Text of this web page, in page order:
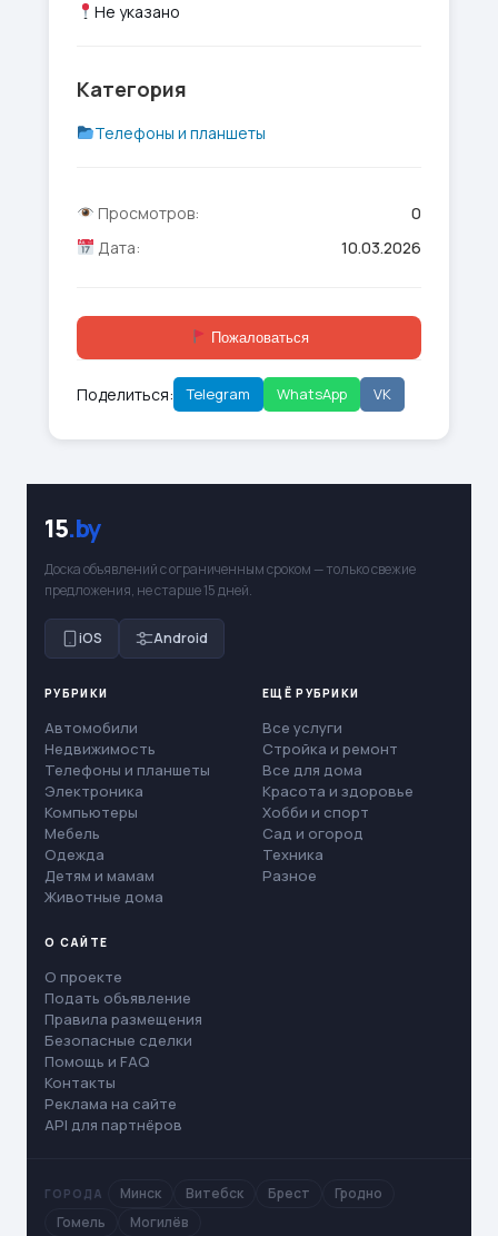
Не указано
Категория
Телефоны и планшеты
Просмотров:
0
Дата:
10.03.2026
Пожаловаться
Поделиться: Telegram WhatsApp VK
15.by
Доска объявлений с ограниченным сроком — только свежие
предложения, не старше 15 дней.
iOS Android
РУБРИКИ
Автомобили
Недвижимость
Телефоны и планшеты
Электроника
Компьютеры
Мебель
Одежда
Детям и мамам
Животные дома
ЕЩЁ РУБРИКИ
Все услуги
Стройка и ремонт
Все для дома
Красота и здоровье
Хобби и спорт
Сад и огород
Техника
Разное
О САЙТЕ
О проекте
Подать объявление
Правила размещения
Безопасные сделки
Помощь и FAQ
Контакты
Реклама на сайте
API для партнёров
ГОРОДА Минск Витебск Брест
Гродно
Гомель
Могилёв